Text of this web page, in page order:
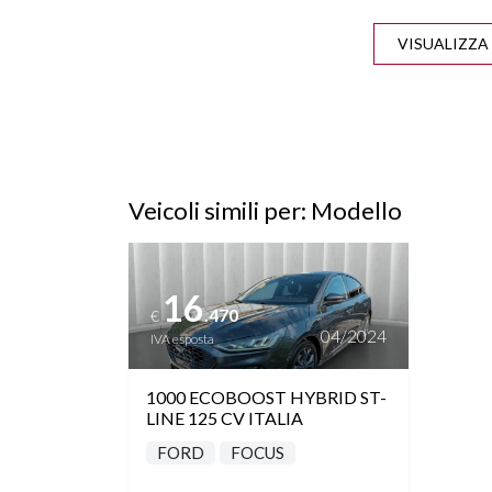
DRIVER ALLERT
INGRESSO USB
NAVIGAZIONE
RILEVAMENTO SEGNALETICA
STRADALE
Veicoli simili per: Modello
Vedi dettagli
€16.470
IVA esposta 04/2024
1000 ECOBOOST HYBRID ST-
LINE 125 CV ITALIA
FORD FOCUS